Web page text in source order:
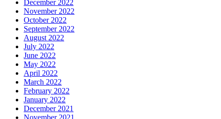
December 2022
November 2022
October 2022
September 2022
August 2022
July 2022
June 2022
May 2022
April 2022
March 2022
February 2022
January 2022
December 2021
November 2021